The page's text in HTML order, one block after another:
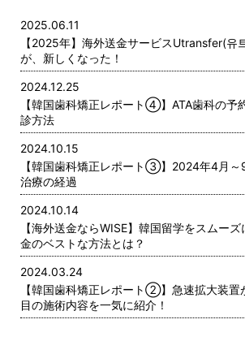
2025.06.11
【2025年】海外送金サービスUtransfer(유
が、新しくなった！
2024.12.25
【韓国歯科矯正レポート➃】ATA歯科の予
診方法
2024.10.15
【韓国歯科矯正レポート➂】2024年4月～
治療の経過
2024.10.14
【海外送金ならWISE】韓国留学をスムー
金のベストな方法とは？
2024.03.24
【韓国歯科矯正レポート➁】急速拡大装置
目の施術内容を一気に紹介！